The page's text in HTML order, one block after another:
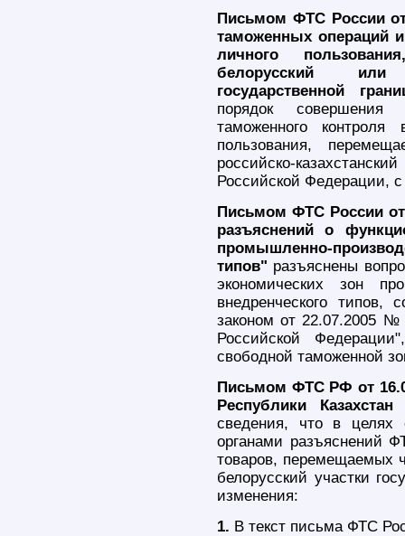
Письмом ФТС России
таможенных операций
личного
белорусский или
государственной
порядок
таможенного
пользования,
российско-
Российской Федерации,
Письмом ФТС России от
разъяснений о
промышленно-
типов" разъяснены
экономических зон
внедренческого типов,
законом от 22.07.2005
Российской
свободной таможенной
Письмом ФТС РФ от
Республики
сведения, что в целях
органами разъяснений
товаров, перемещаемых
белорусский участки
изменения:
1. В текст письма ФТС